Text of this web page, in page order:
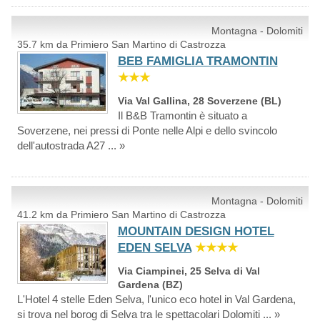
Montagna - Dolomiti
35.7 km da Primiero San Martino di Castrozza
BEB FAMIGLIA TRAMONTIN
★★★
Via Val Gallina, 28 Soverzene (BL)
Il B&B Tramontin è situato a
Soverzene, nei pressi di Ponte nelle Alpi e dello svincolo
dell'autostrada A27 ... »
Montagna - Dolomiti
41.2 km da Primiero San Martino di Castrozza
MOUNTAIN DESIGN HOTEL
EDEN SELVA ★★★★
Via Ciampinei, 25 Selva di Val
Gardena (BZ)
L'Hotel 4 stelle Eden Selva, l'unico eco hotel in Val Gardena,
si trova nel borog di Selva tra le spettacolari Dolomiti ... »